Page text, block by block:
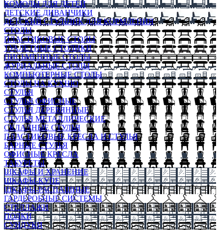
КОМОДЫ ДЛЯ ДЕТЕЙ
ДЕТСКИЕ ДИВАНЧИКИ
ДЕТСКИЙ СТУЛЬЧИК ДЛЯ КОРМЛЕНИЯ
СТОЛЫ
ПЛАСТИКОВЫЕ СТОЛЫ
ТУАЛЕТНЫЕ СТОЛИКИ
ПИСЬМЕННЫЕ СТОЛЫ
ЖУРНАЛЬНЫЕ СТОЛЫ
КОМПЬЮТЕРНЫЕ СТОЛЫ
СТОЛЫ НА КУХНЮ
СТУЛЬЯ
СТУЛЬЯ ОФИСНЫЕ
СТУЛЬЯ ДЕРЕВЯННЫЕ
СТУЛЬЯ МЕТАЛЛИЧЕСКИЕ
СКЛАДНЫЕ СТУЛЬЯ
ПЛАСТИКОВЫЕ КРЕСЛА И СТУЛЬЯ
БАРНЫЕ СТУЛЬЯ
ОФИСНЫЕ КРЕСЛА
ТАБУРЕТЫ
ШКАФЫ И ХРАНЕНИЕ
ШКАФЫ-КУПЕ
ШКАФЫ-РАСПАШНЫЕ
ГАРДЕРОБНЫЕ СИСТЕМЫ
СТЕЛЛАЖИ
ПОЛКИ
СУНДУКИ